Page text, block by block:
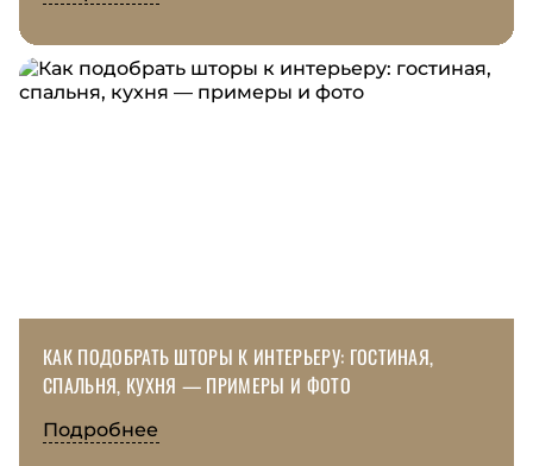
КАК ПОДОБРАТЬ ШТОРЫ К ИНТЕРЬЕРУ: ГОСТИНАЯ,
СПАЛЬНЯ, КУХНЯ — ПРИМЕРЫ И ФОТО
Подробнее